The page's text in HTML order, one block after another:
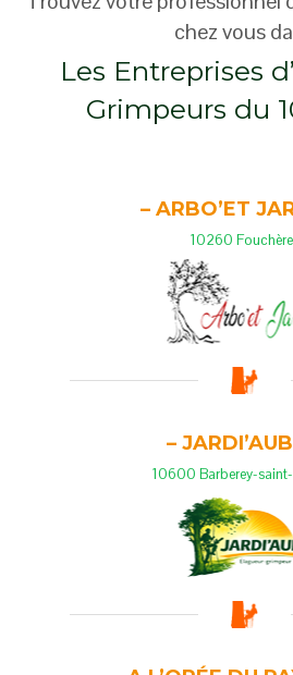
chez vous
Les Entreprises
Grimpeurs du
– ARBO’ET
10260
–
10600 Barberey-